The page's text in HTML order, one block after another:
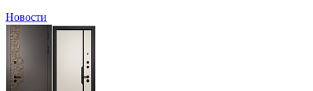
Новости